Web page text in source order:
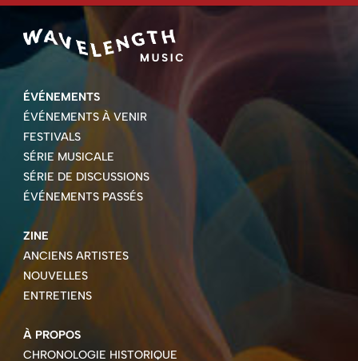
ÉVÉNEMENTS
ÉVÉNEMENTS À VENIR
FESTIVALS
SÉRIE MUSICALE
SÉRIE DE DISCUSSIONS
ÉVÉNEMENTS PASSÉS
ZINE
ANCIENS ARTISTES
NOUVELLES
ENTRETIENS
À PROPOS
CHRONOLOGIE HISTORIQUE